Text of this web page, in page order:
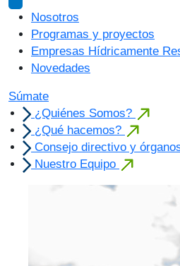
Nosotros
Programas y proyectos
Empresas Hídricamente
Novedades
Súmate
¿Quiénes Somos?
¿Qué hacemos?
Consejo directivo y
Nuestro Equipo